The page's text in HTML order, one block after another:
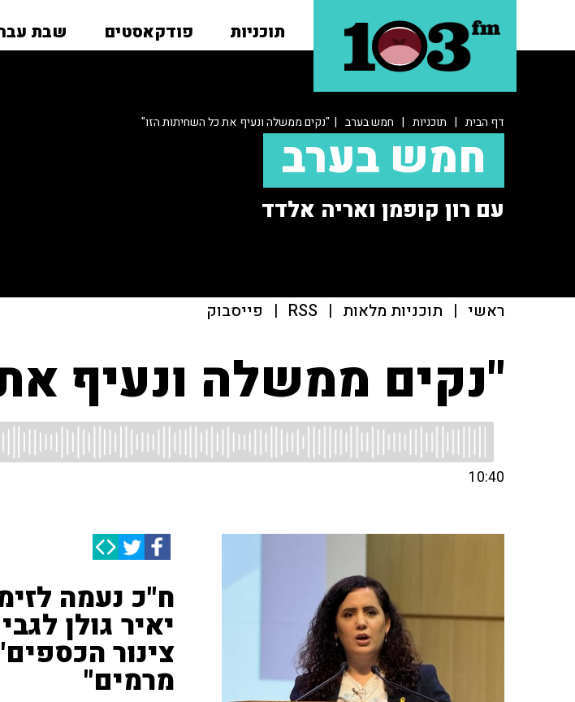
תוכניות פודקאסטים שבת
דף הבית | תוכניות | חמש בערב | "נקים ממשלה ונעיף את כל השחיתות הזו"
חמש בערב
עם רון קופמן ואריה אלדד
ראשי | תוכניות מלאות |
RSS
| פייסבוק
"נקים ממשלה ונעיף
10:40
ח"כ נעמה
יאיר גולן
צינור
מרמים"